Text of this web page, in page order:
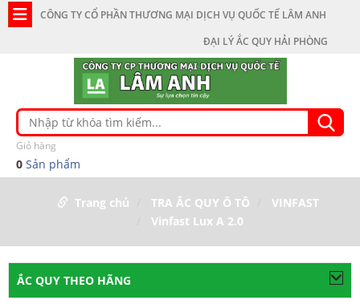
CÔNG TY CỔ PHẦN THƯƠNG MẠI DỊCH VỤ QUỐC TẾ LÂM ANH
ĐẠI LÝ ẮC QUY HẢI PHÒNG
Giỏ hàng
0 Sản phẩm
Trang chủ TRA ẮC QUY Ô TÔ
VINFAST
Vinfast Lux A 2.0
ẮC QUY THEO HÃNG